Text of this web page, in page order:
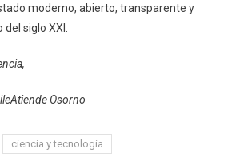
moderno, abierto, transparente y
siglo XXI.
Osorno
ciencia y tecnologia